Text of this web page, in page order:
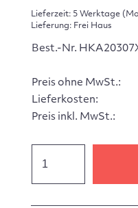
Lieferzeit: 5 Werktage
Lieferung: Frei Haus
Best.-Nr.
Preis ohne MwSt.:
Lieferkosten:
Preis inkl. MwSt.: